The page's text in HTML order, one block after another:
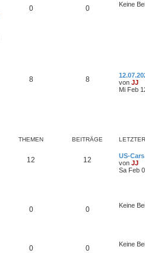
0 0 Keine
8 8
von JJ
Mi Feb
THEMEN BEITRÄGE
12 12
US-
von JJ
Sa Feb
0 0 Keine
0 0 Keine